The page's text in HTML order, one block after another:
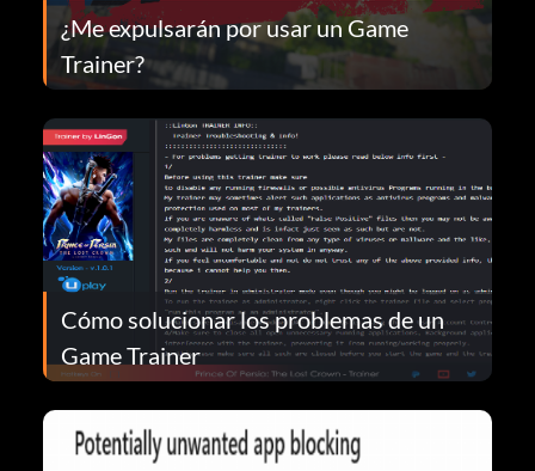
¿Me expulsarán por usar un Game
Trainer?
Cómo solucionar los problemas de un
Game Trainer